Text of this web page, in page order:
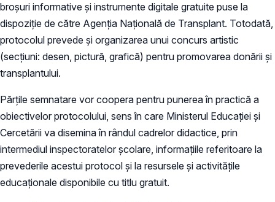
broșuri informative și instrumente digitale gratuite puse la
dispoziție de către Agenția Națională de Transplant. Totodată,
protocolul prevede și organizarea unui concurs artistic
(secțiuni: desen, pictură, grafică) pentru promovarea donării și
transplantului.
Părțile semnatare vor coopera pentru punerea în practică a
obiectivelor protocolului, sens în care Ministerul Educației și
Cercetării va disemina în rândul cadrelor didactice, prin
intermediul inspectoratelor școlare, informațiile referitoare la
prevederile acestui protocol și la resursele și activitățile
educaționale disponibile cu titlu gratuit.